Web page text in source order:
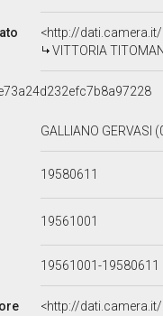
<http://
VITTORIA
GALLIANO GERVASI
19580611
19561001
19561001-19580611
<http://